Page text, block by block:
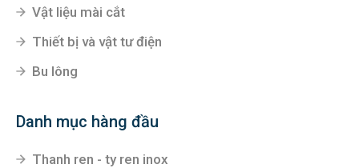
Vật liệu mài cắt
Thiết bị và vật tư điện
Bu lông
Danh mục hàng đầu
Thanh ren - ty ren inox